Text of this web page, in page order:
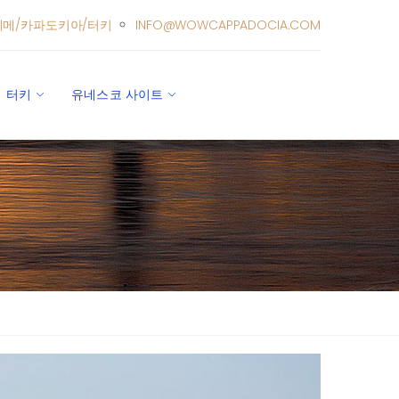
메/카파도키아/터키 INFO@WOWCAPPADOCIA.COM
터키 유네스코 사이트